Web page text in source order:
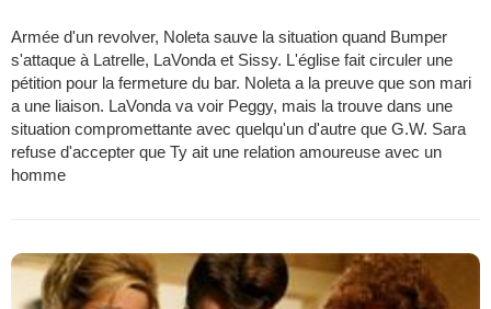
Armée d'un revolver, Noleta sauve la situation quand Bumper
s'attaque à Latrelle, LaVonda et Sissy. L'église fait circuler une
pétition pour la fermeture du bar. Noleta a la preuve que son mari
a une liaison. LaVonda va voir Peggy, mais la trouve dans une
situation compromettante avec quelqu'un d'autre que G.W. Sara
refuse d'accepter que Ty ait une relation amoureuse avec un
homme